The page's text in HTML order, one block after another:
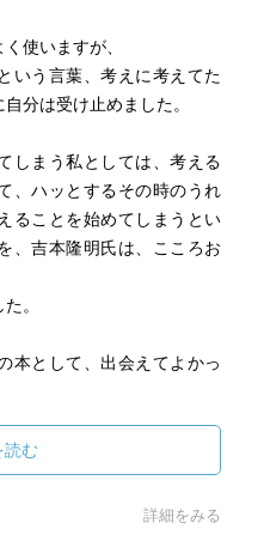
いる」ように思い、
「考える」のではなく、
不安になる。
ろう。
使いますが、
う言葉、考えに考えてた
分は受け止めました。
しまう私としては、考える
、ハッとするその時のうれ
ることを始めてしまうとい
、吉本隆明氏は、こころお
。
本として、出会えてよかっ
ぐん広がるような気持ちに
読む
詳細をみる